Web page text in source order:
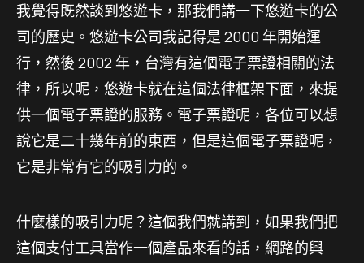
我覺得既然談到悠遊卡，那我們講一下悠遊卡的公
司的歷史。悠遊卡公司我記得是 2000 年開始運
行，然後 2002 年，台灣有這個電子票證相關的法
律，所以呢，悠遊卡就在這個法律框架下面，來提
供一個電子票證的服務。電子票證呢，各位可以想
說它是二十幾年前的東西，但是這個電子票證呢，
它是非常有它的吸引力的。
什麼樣的吸引力呢？這個我們就講到，如果我們把
這個支付工具當作一個產品來看的話，網路的興